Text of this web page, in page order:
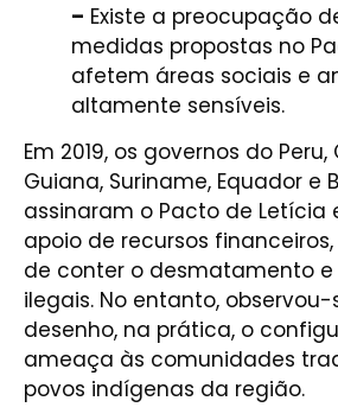
– Existe a preocupação
medidas propostas no
afetem áreas sociais e
altamente sensíveis.
Em 2019, os governos do
Guiana, Suriname, Equador e
assinaram o Pacto de Letícia
apoio de recursos
de conter o desmatamento
ilegais. No entanto,
desenho, na prática, o
ameaça às comunidades
povos indígenas da região.